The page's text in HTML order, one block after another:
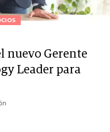
nuevo Gerente
Leader para